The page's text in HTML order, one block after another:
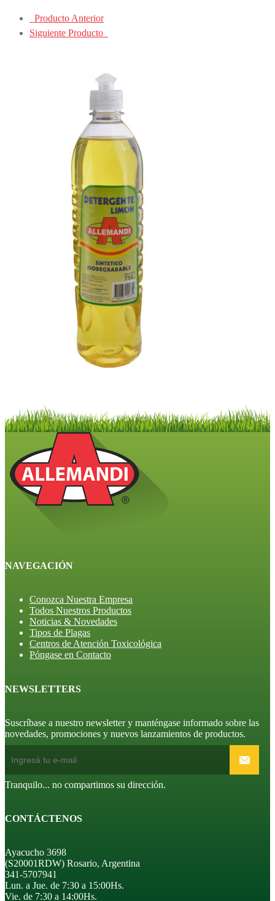
Producto Anterior
Siguiente Producto
NAVEGACIÓN
Conozca Nuestra Empresa
Todos Nuestros Productos
Noticias & Novedades
Tipos de Plagas
Centros de Atención Toxicológica
Póngase en Contacto
NEWSLETTERS
Suscríbase a nuestro newsletter y manténgase informado sobre las
novedades, promociones y nuevos lanzamientos de productos.
Tranquilo... no compartimos su dirección.
CONTÁCTENOS
Ayacucho 3698
(S20001RDW) Rosario, Argentina
341-5707941
Lun. a Jue. de 7:30 a 15:00Hs.
Vie. de 7:30 a 14:00Hs.